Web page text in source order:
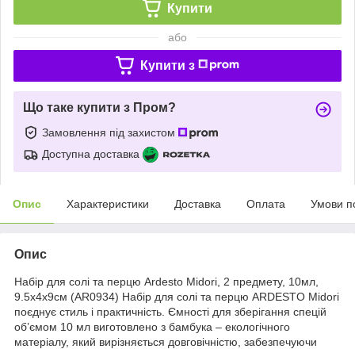
Купити
або
Купити з
Що таке купити з Пром?
Замовлення під захистом
Доступна доставка
Опис Характеристики Доставка Оплата Умови
Опис
Набір для солі та перцю Ardesto Midori, 2 предмету, 10мл,
9.5х4х9см (AR0934) Набір для солі та перцю ARDESTO Midori
поєднує стиль і практичність. Ємності для зберігання спецій
об’ємом 10 мл виготовлено з бамбука – екологічного
матеріалу, який вирізняється довговічністю, забезпечуючи